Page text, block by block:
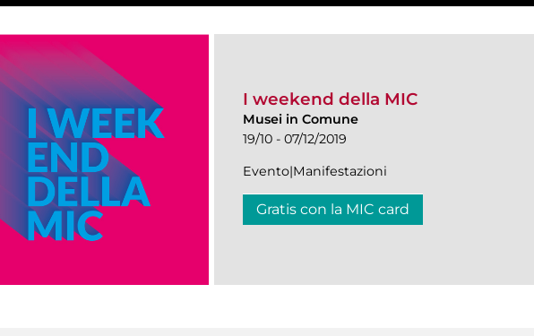
I weekend della MIC
Musei in Comune
19/10 - 07/12/2019
Evento|Manifestazioni
Gratis con la MIC card